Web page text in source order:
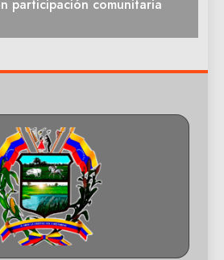
participación comunitaria